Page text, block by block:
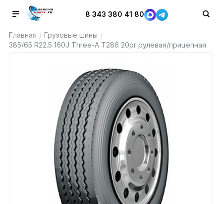
8 343 380 41 80
Главная / Грузовые шины /
385/65 R22.5 160J Three-A T286 20pr рулевая/прицепная